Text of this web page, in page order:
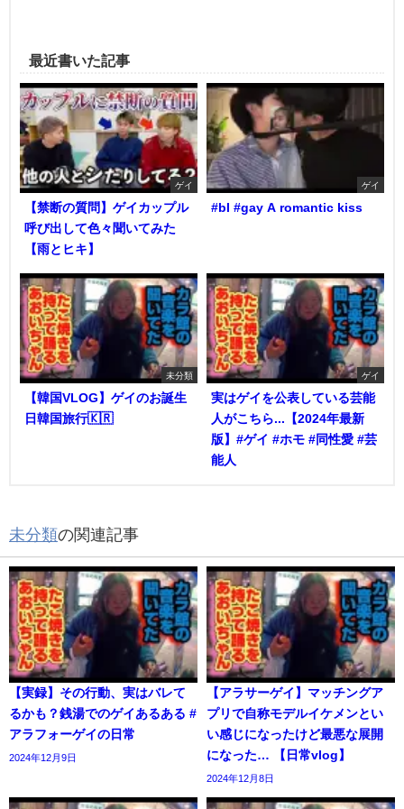
最近書いた記事
ゲイ
【禁断の質問】ゲイカップル
呼び出して色々聞いてみた
【雨とヒキ】
ゲイ
#bl #gay A romantic kiss
未分類
【韓国VLOG】ゲイのお誕生
日韓国旅行🇰🇷
ゲイ
実はゲイを公表している芸能
人がこちら...【2024年最新
版】#ゲイ #ホモ #同性愛 #芸
能人
未分類の関連記事
【実録】その行動、実はバレて
るかも？銭湯でのゲイあるある #
アラフォーゲイの日常
2024年12月9日
【アラサーゲイ】マッチングア
プリで自称モデルイケメンとい
い感じになったけど最悪な展開
になった… 【日常vlog】
2024年12月8日